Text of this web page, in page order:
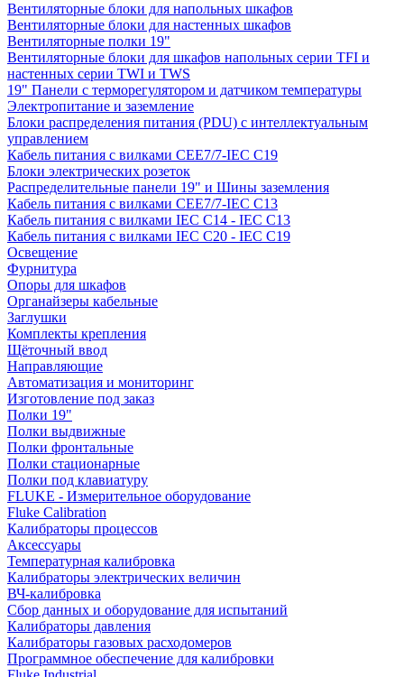
Вентиляторные блоки для напольных шкафов
Вентиляторные блоки для настенных шкафов
Вентиляторные полки 19"
Вентиляторные блоки для шкафов напольных серии TFI и
настенных серии TWI и TWS
19" Панели с терморегулятором и датчиком температуры
Электропитание и заземление
Блоки распределения питания (PDU) с интеллектуальным
управлением
Кабель питания с вилками CEE7/7-IEC C19
Блоки электрических розеток
Распределительные панели 19" и Шины заземления
Кабель питания с вилками CEE7/7-IEC C13
Кабель питания с вилками IEC C14 - IEC C13
Кабель питания с вилками IEC C20 - IEC C19
Освещение
Фурнитура
Опоры для шкафов
Органайзеры кабельные
Заглушки
Комплекты крепления
Щёточный ввод
Направляющие
Автоматизация и мониторинг
Изготовление под заказ
Полки 19"
Полки выдвижные
Полки фронтальные
Полки стационарные
Полки под клавиатуру
FLUKE - Измерительное оборудование
Fluke Calibration
Калибраторы процессов
Аксессуары
Температурная калибровка
Калибраторы электрических величин
ВЧ-калибровка
Сбор данных и оборудование для испытаний
Калибраторы давления
Калибраторы газовых расходомеров
Программное обеспечение для калибровки